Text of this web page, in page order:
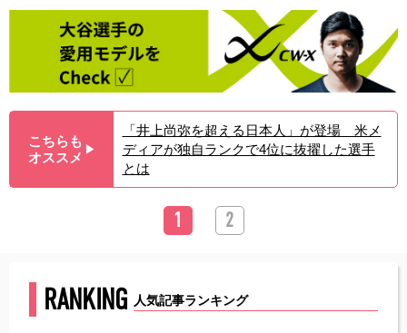
こちらも
オススメ ▶︎
「井上尚弥を超える日本人」が登場 米メ
ディアが独自ランクで4位に抜擢した選手
とは
1 2
RANKING 人気記事ランキング